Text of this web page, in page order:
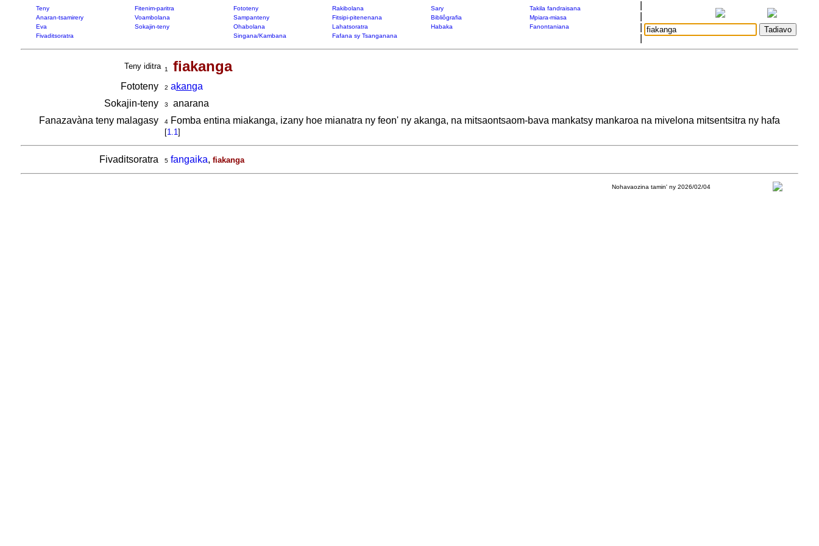
Teny Fitenim-paritra Fototeny Rakibolana Sary
Takila fandraisana
Anaran-tsamirery
Voambolana Sampanteny Fitsipi-pitenenana Bibliôgrafia
Mpiara-miasa
Eva
Sokajin-teny Ohabolana Lahatsoratra Habaka
Fanontaniana
Fivaditsoratra
Singana/Kambana Fafana sy Tsanganana
Teny iditra 1 fiakanga
Fototeny 2 akanga
Sokajin-teny
3
anarana
Fanazavàna teny malagasy
4Fomba entina miakanga, izany hoe mianatra ny feon' ny akanga, na mitsaontsaom-bava mankatsy mankaroa na mivelona mitsentsitra ny hafa
[1.1]
Fivaditsoratra 5 fangaika, fiakanga
Nohavaozina tamin' ny 2026/02/04